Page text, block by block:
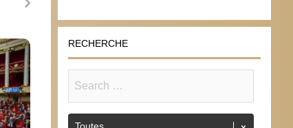
Nouvelle provocation homosexualiste
en Espagne
RECHERCHE